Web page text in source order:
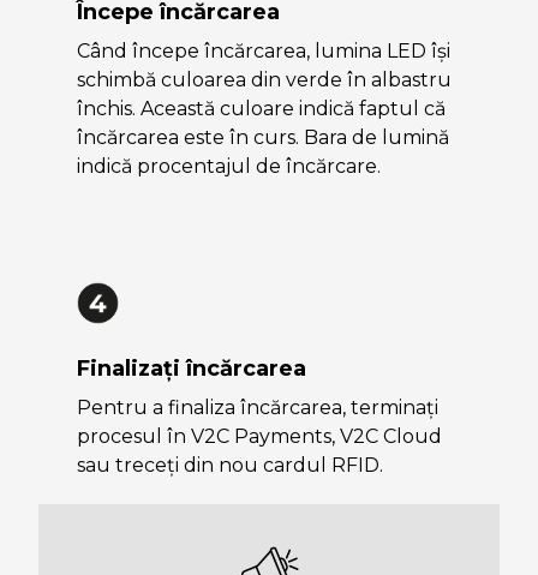
Începe încărcarea
Când începe încărcarea, lumina LED își
schimbă culoarea din verde în albastru
închis. Această culoare indică faptul că
încărcarea este în curs. Bara de lumină
indică procentajul de încărcare.
Finalizați încărcarea
Pentru a finaliza încărcarea, terminați
procesul în V2C Payments, V2C Cloud
sau treceți din nou cardul RFID.